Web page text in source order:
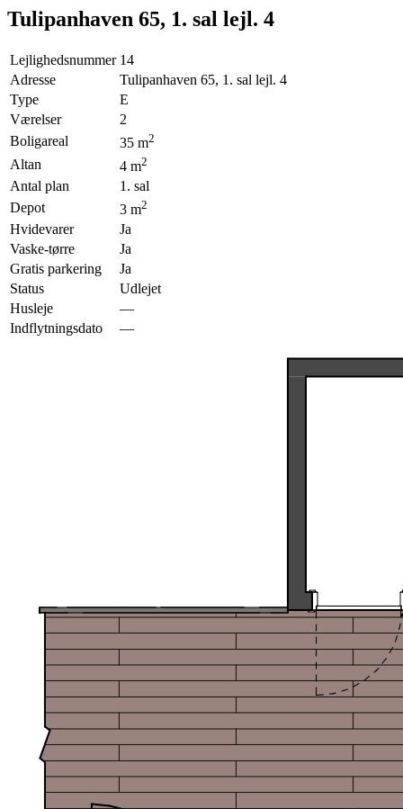
Tulipanhaven 65, 1. sal lejl. 4
Lejlighedsnummer 14
Adresse
Tulipanhaven 65, 1. sal lejl. 4
Type
E
Værelser
2
Boligareal
35 m2
Altan 4 m2
Antal plan
1. sal
Depot
3 m2
Hvidevarer
Ja
Vaske-tørre
Ja
Gratis parkering
Ja
Status
Udlejet
Husleje
—
Indflytningsdato
—